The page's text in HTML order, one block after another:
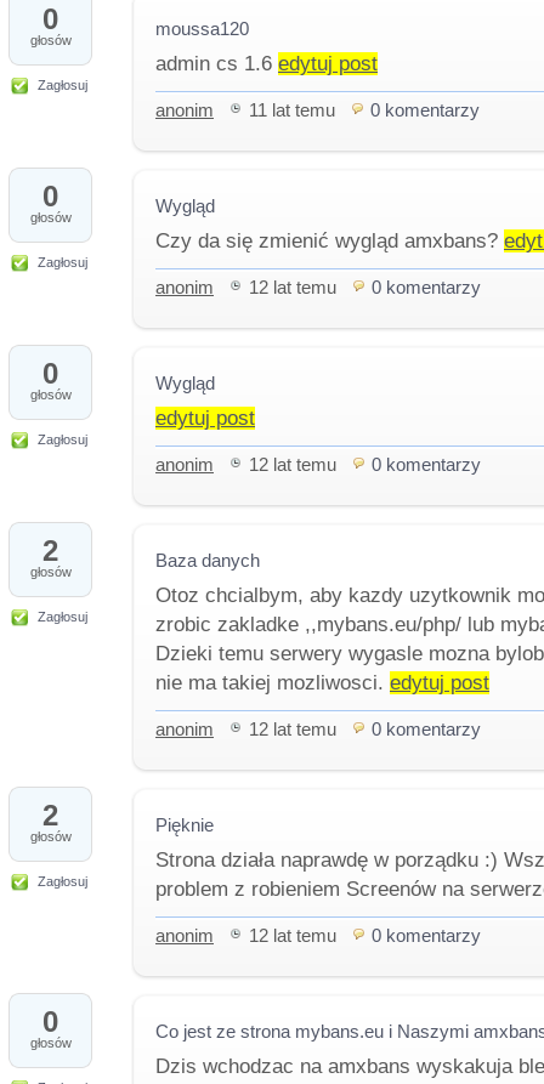
0
głosów
Zagłosuj
moussa120
admin cs 1.6 edytuj post
anonim 11 lat temu 0 komentarzy
0
głosów
Zagłosuj
Wygląd
Czy da się zmienić wygląd amxbans?
anonim 12 lat temu 0 komentarzy
0
głosów
Zagłosuj
Wygląd
edytuj post
anonim 12 lat temu 0 komentarzy
2
głosów
Zagłosuj
Baza danych
Otoz chcialbym, aby kazdy uzytkownik
zrobic zakladke ,,mybans.eu/php/ lub
Dzieki temu serwery wygasle mozna
nie ma takiej mozliwosci. edytuj post
anonim 12 lat temu 0 komentarzy
2
głosów
Zagłosuj
Pięknie
Strona działa naprawdę w porządku :)
problem z robieniem Screenów na
anonim 12 lat temu 0 komentarzy
0
głosów
Co jest ze strona mybans.eu i Naszymi
Dzis wchodzac na amxbans wyskakuja